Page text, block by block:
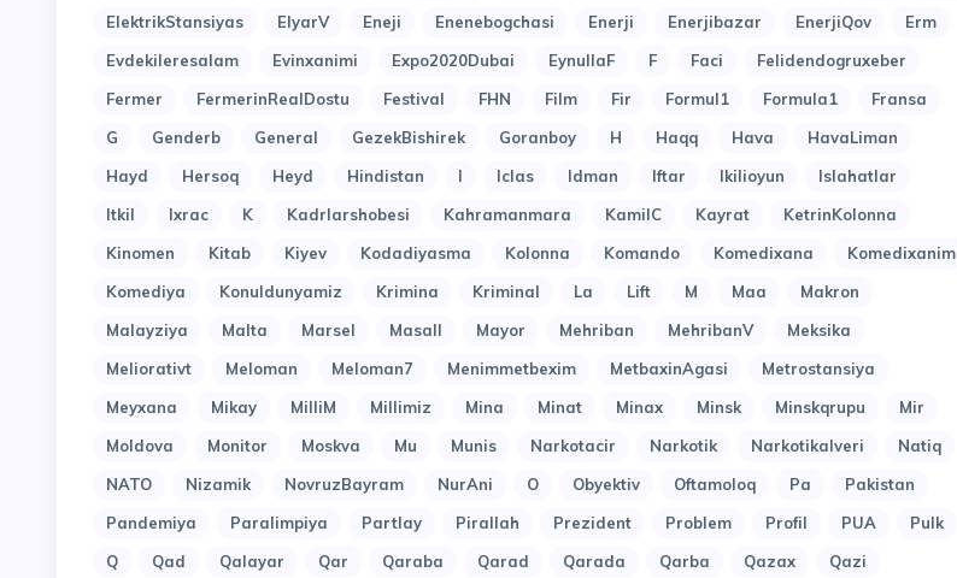
ElektrikStansiyas
ElyarV Eneji Enenebogchasi Enerji Enerjibazar EnerjiQov
Erm
Evdekileresalam
Evinxanimi Expo2020Dubai EynullaF F Faci
Felidendogruxeber
Fermer
FermerinRealDostu Festival FHN Film Fir Formul1 Formula1
Fransa
G
Genderb General GezekBishirek Goranboy H Haqq Hava
HavaLiman
Hayd
Hersoq Heyd Hindistan I Iclas Idman Iftar Ikilioyun
Islahatlar
Itkil
Ixrac K Kadrlarshobesi Kahramanmara KamilC Kayrat
KetrinKolonna
Kinomen
Kitab Kiyev Kodadiyasma Kolonna Komando Komedixana
Komedixanim
Komediya
Konuldunyamiz Krimina Kriminal La Lift M Maa
Makron
Malayziya
Malta Marsel Masall Mayor Mehriban MehribanV
Meksika
Meliorativt
Meloman Meloman7 Menimmetbexim MetbaxinAgasi
Metrostansiya
Meyxana
Mikay MilliM Millimiz Mina Minat Minax Minsk Minskqrupu
Mir
Moldova
Monitor Moskva Mu Munis Narkotacir Narkotik Narkotikalveri
Natiq
NATO
Nizamik NovruzBayram NurAni O Obyektiv Oftamoloq Pa
Pakistan
Pandemiya
Paralimpiya Partlay Pirallah Prezident Problem Profil PUA
Pulk
Q
Qad Qalayar Qar Qaraba Qarad Qarada Qarba Qazax
Qazi